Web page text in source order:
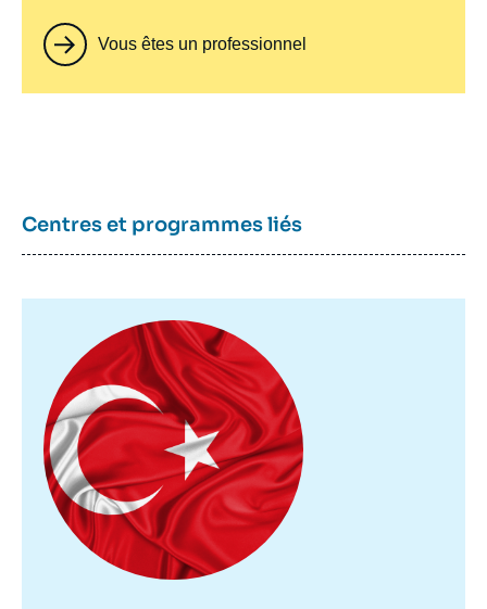
Vous êtes un professionnel
Centres et programmes liés
principale